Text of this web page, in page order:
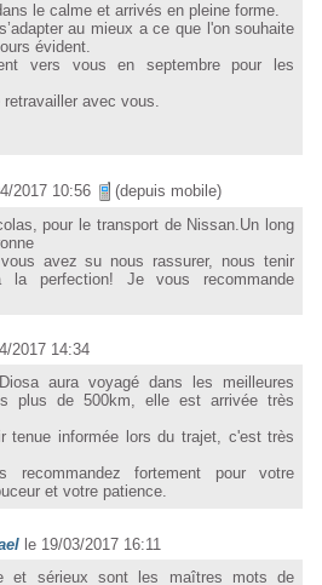
le calme et arrivés en pleine forme.
au mieux a ce que l'on souhaite
évident.
vers vous en septembre pour les
avec vous.
2017 10:56
(depuis mobile)
pour le transport de Nissan.Un long
avez su nous rassurer, nous tenir
perfection! Je vous recommande
2017 14:34
aura voyagé dans les meilleures
plus de 500km, elle est arrivée très
tenue informée lors du trajet, c'est très
fortement pour votre
et votre patience.
le 19/03/2017 16:11
et sérieux sont les maîtres mots de